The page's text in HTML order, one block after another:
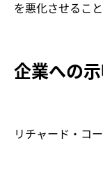
を悪化させるこ
企業への
リチャード・コ